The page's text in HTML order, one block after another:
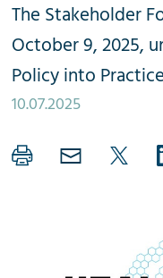
The Stakeholder
October 9, 2025,
Policy into
10.07.2025